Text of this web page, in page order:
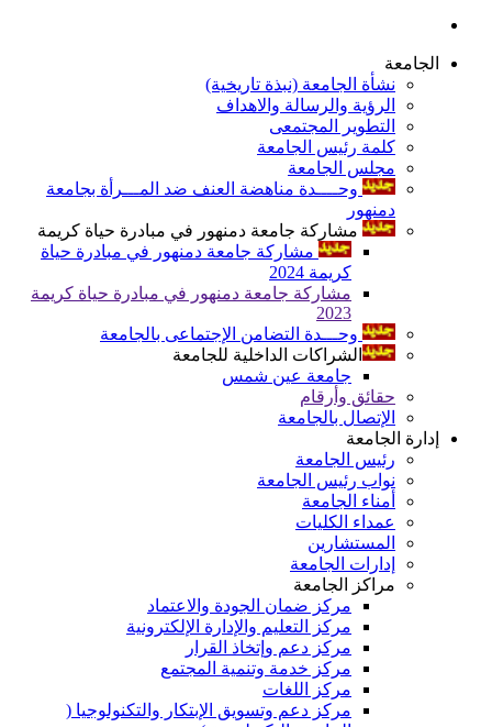
الجامعة
نشأة الجامعة (نبذة تاريخية)
الرؤية والرسالة والاهداف
التطوير المجتمعى
كلمة رئيس الجامعة
مجلس الجامعة
وحــــدة مناهضة العنف ضد المـــرأة بجامعة
دمنهور
مشاركة جامعة دمنهور في مبادرة حياة كريمة
مشاركة جامعة دمنهور في مبادرة حياة
كريمة 2024
مشاركة جامعة دمنهور في مبادرة حياة كريمة
2023
وحـــدة التضامن الإجتماعى بالجامعة
الشراكات الداخلية للجامعة
جامعة عين شمس
حقائق وأرقام
الإتصال بالجامعة
إدارة الجامعة
رئيس الجامعة
نواب رئيس الجامعة
أمناء الجامعة
عمداء الكليات
المستشارين
إدارات الجامعة
مراكز الجامعة
مركز ضمان الجودة والاعتماد
مركز التعليم والإدارة الإلكترونية
مركز دعم وإتخاذ القرار
مركز خدمة وتنمية المجتمع
مركز اللغات
مركز دعم وتسويق الإبتكار والتكنولوجيا (